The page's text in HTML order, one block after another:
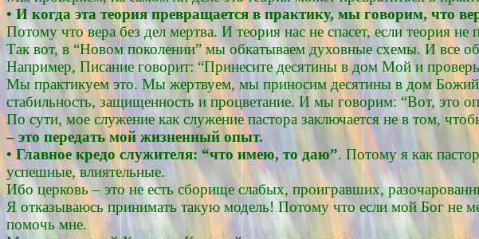
• И когда эта теория превращается в практику, мы говорим, что
Потому что вера без дел мертва. И теория нас не спасет, если теория
Так вот, в “Новом поколении” мы обкатываем духовные схемы. И все
Например, Писание говорит: “Принесите десятины в дом Мой и
Мы практикуем это. Мы жертвуем, мы приносим десятины в дом
стабильность, защищенность и процветание. И мы говорим: “Вот, это
По сути, мое служение как служение пастора заключается не в том,
– это передать мой жизненный опыт.
• Главное кредо служителя: “что имею, то даю”. Потому я как
успешные, влиятельные.
Ибо церковь – это не есть сборище слабых, проигравших,
Я отказываюсь принимать такую модель! Потому что если мой Бог не
помочь мне.